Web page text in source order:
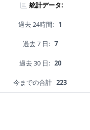
統計データ:
過去 24時間: 1
過去 7 日: 7
過去 30 日: 20
今までの合計 223